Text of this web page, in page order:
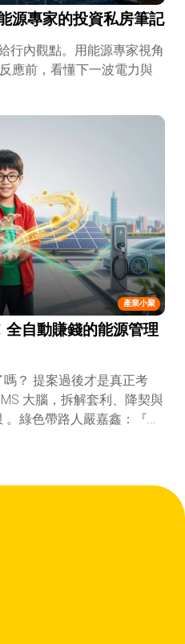
源專家的投資私房筆記
行內觀點。用能源專家視角
應前，看懂下一波電力與
產業小聚
自動賺錢的能源管理
？ 提案過後才是真正考
大腦，拆解套利、降契與
綠色帶路人嚴嘉鑫：『會